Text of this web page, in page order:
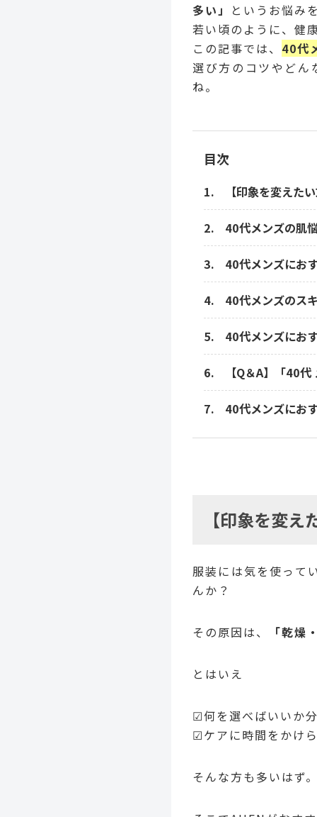
多い」
というお悩み
若い頃のように、健
この記事では、 40代
選び方のコツやどん
ね。
目次
【印象を変えた
40代メンズの肌
40代メンズにお
40代メンズのス
40代メンズにお
【Q＆A】「40
40代メンズにお
【印象を変
服装には気を使って
んか？
その原因は、 「乾燥
とはいえ
☑何を選べばいいか
☑ケアに時間をかけ
そんな方も多いはず。